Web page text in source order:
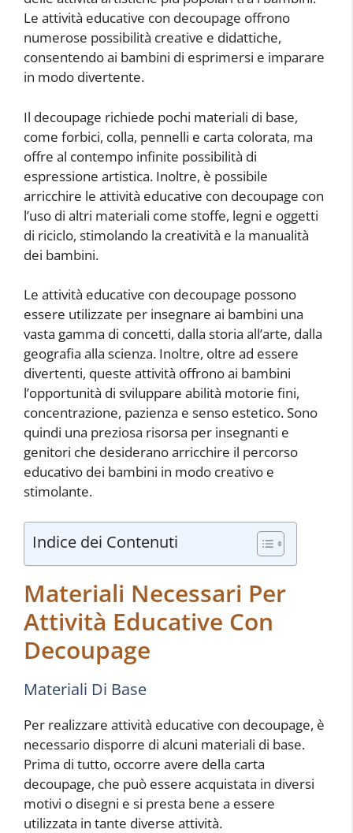
Le attività educative con decoupage offrono
numerose possibilità creative e didattiche,
consentendo ai bambini di esprimersi e imparare
in modo divertente.
Il decoupage richiede pochi materiali di base,
come forbici, colla, pennelli e carta colorata, ma
offre al contempo infinite possibilità di
espressione artistica. Inoltre, è possibile
arricchire le attività educative con decoupage con
l’uso di altri materiali come stoffe, legni e oggetti
di riciclo, stimolando la creatività e la manualità
dei bambini.
Le attività educative con decoupage possono
essere utilizzate per insegnare ai bambini una
vasta gamma di concetti, dalla storia all’arte, dalla
geografia alla scienza. Inoltre, oltre ad essere
divertenti, queste attività offrono ai bambini
l’opportunità di sviluppare abilità motorie fini,
concentrazione, pazienza e senso estetico. Sono
quindi una preziosa risorsa per insegnanti e
genitori che desiderano arricchire il percorso
educativo dei bambini in modo creativo e
stimolante.
Indice dei Contenuti
Materiali Necessari Per
Attività Educative Con
Decoupage
Materiali Di Base
Per realizzare attività educative con decoupage, è
necessario disporre di alcuni materiali di base.
Prima di tutto, occorre avere della carta
decoupage, che può essere acquistata in diversi
motivi o disegni e si presta bene a essere
utilizzata in tante diverse attività.